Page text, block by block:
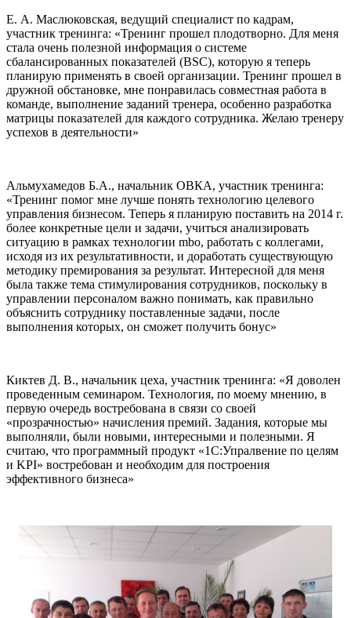
Е. А. Маслюковская, ведущий специалист по кадрам,
участник тренинга: «Тренинг прошел плодотворно. Для меня
стала очень полезной информация о системе
сбалансированных показателей (BSC), которую я теперь
планирую применять в своей организации. Тренинг прошел в
дружной обстановке, мне понравилась совместная работа в
команде, выполнение заданий тренера, особенно разработка
матрицы показателей для каждого сотрудника. Желаю тренеру
успехов в деятельности»
Альмухамедов Б.А., начальник ОВКА, участник тренинга:
«Тренинг помог мне лучше понять технологию целевого
управления бизнесом. Теперь я планирую поставить на 2014 г.
более конкретные цели и задачи, учиться анализировать
ситуацию в рамках технологии mbo, работать с коллегами,
исходя из их результативности, и доработать существующую
методику премирования за результат. Интересной для меня
была также тема стимулирования сотрудников, поскольку в
управлении персоналом важно понимать, как правильно
объяснить сотруднику поставленные задачи, после
выполнения которых, он сможет получить бонус»
Киктев Д. В., начальник цеха, участник тренинга: «Я доволен
проведенным семинаром. Технология, по моему мнению, в
первую очередь востребована в связи со своей
«прозрачностью» начисления премий. Задания, которые мы
выполняли, были новыми, интересными и полезными. Я
считаю, что программный продукт «1С:Упралвение по целям
и KPI» востребован и необходим для построения
эффективного бизнеса»